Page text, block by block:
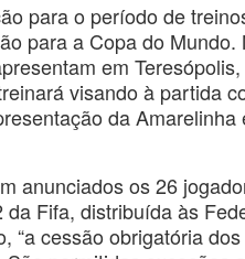
para o período de
para a Copa do
em
visando à partida
da
anunciados os 26
da Fifa, distribuída às
“a cessão obrigatória